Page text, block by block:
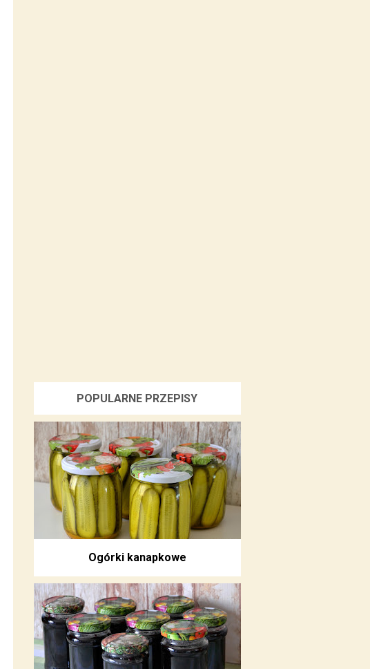
POPULARNE PRZEPISY
Ogórki kanapkowe